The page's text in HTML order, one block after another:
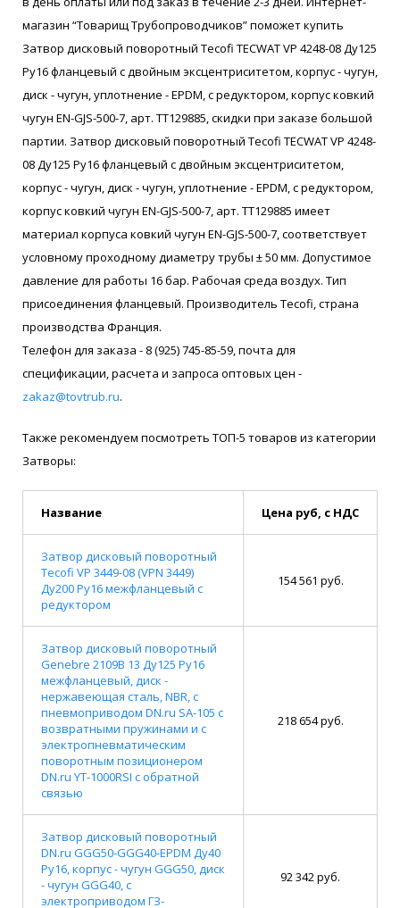
магазин “Товарищ Трубопроводчиков” поможет купить
Затвор дисковый поворотный Tecofi TECWAT VP 4248-08 Ду125
Ру16 фланцевый с двойным эксцентриситетом, корпус - чугун,
диск - чугун, уплотнение - EPDM, с редуктором, корпус ковкий
чугун EN-GJS-500-7, арт. ТТ129885, скидки при заказе большой
партии. Затвор дисковый поворотный Tecofi TECWAT VP 4248-
08 Ду125 Ру16 фланцевый с двойным эксцентриситетом,
корпус - чугун, диск - чугун, уплотнение - EPDM, с редуктором,
корпус ковкий чугун EN-GJS-500-7, арт. ТТ129885 имеет
материал корпуса ковкий чугун EN-GJS-500-7, соответствует
условному проходному диаметру трубы ± 50 мм. Допустимое
давление для работы 16 бар. Рабочая среда воздух. Тип
присоединения фланцевый. Производитель Tecofi, страна
производства Франция.
Телефон для заказа - 8 (925) 745-85-59, почта для
спецификации, расчета и запроса оптовых цен -
zakaz@tovtrub.ru.
Также рекомендуем посмотреть ТОП-5 товаров из категории
Затворы:
Название Цена руб, с НДС
Затвор дисковый поворотный
Tecofi VP 3449-08 (VPN 3449)
Ду200 Ру16 межфланцевый с
редуктором
154 561 руб.
Затвор дисковый поворотный
Genebre 2109В 13 Ду125 Ру16
межфланцевый, диск -
нержавеющая сталь, NBR, с
пневмоприводом DN.ru SA-105 с
возвратными пружинами и с
электропневматическим
поворотным позиционером
DN.ru YT-1000RSI с обратной
связью
218 654 руб.
Затвор дисковый поворотный
DN.ru GGG50-GGG40-EPDM Ду40
Ру16, корпус - чугун GGG50, диск
- чугун GGG40, с
электроприводом ГЗ-
92 342 руб.